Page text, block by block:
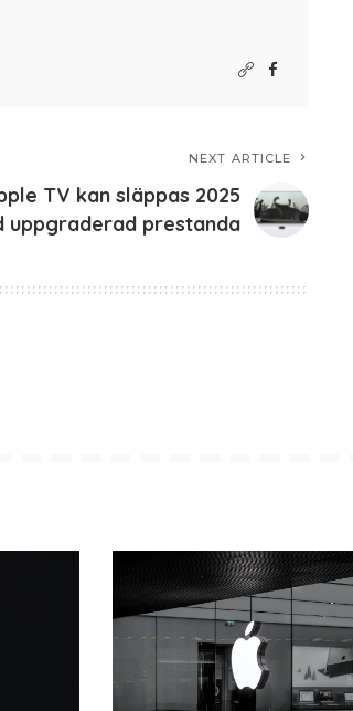
NEXT ARTICLE
TV kan släppas 2025
uppgraderad prestanda